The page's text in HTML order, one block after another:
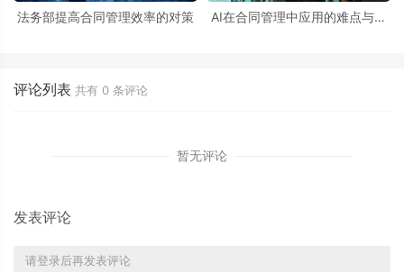
法务部提高合同管理效率的对策
AI在合同管理中应用的难点与展
评论列表 共有 0 条评论
暂无评论
发表评论